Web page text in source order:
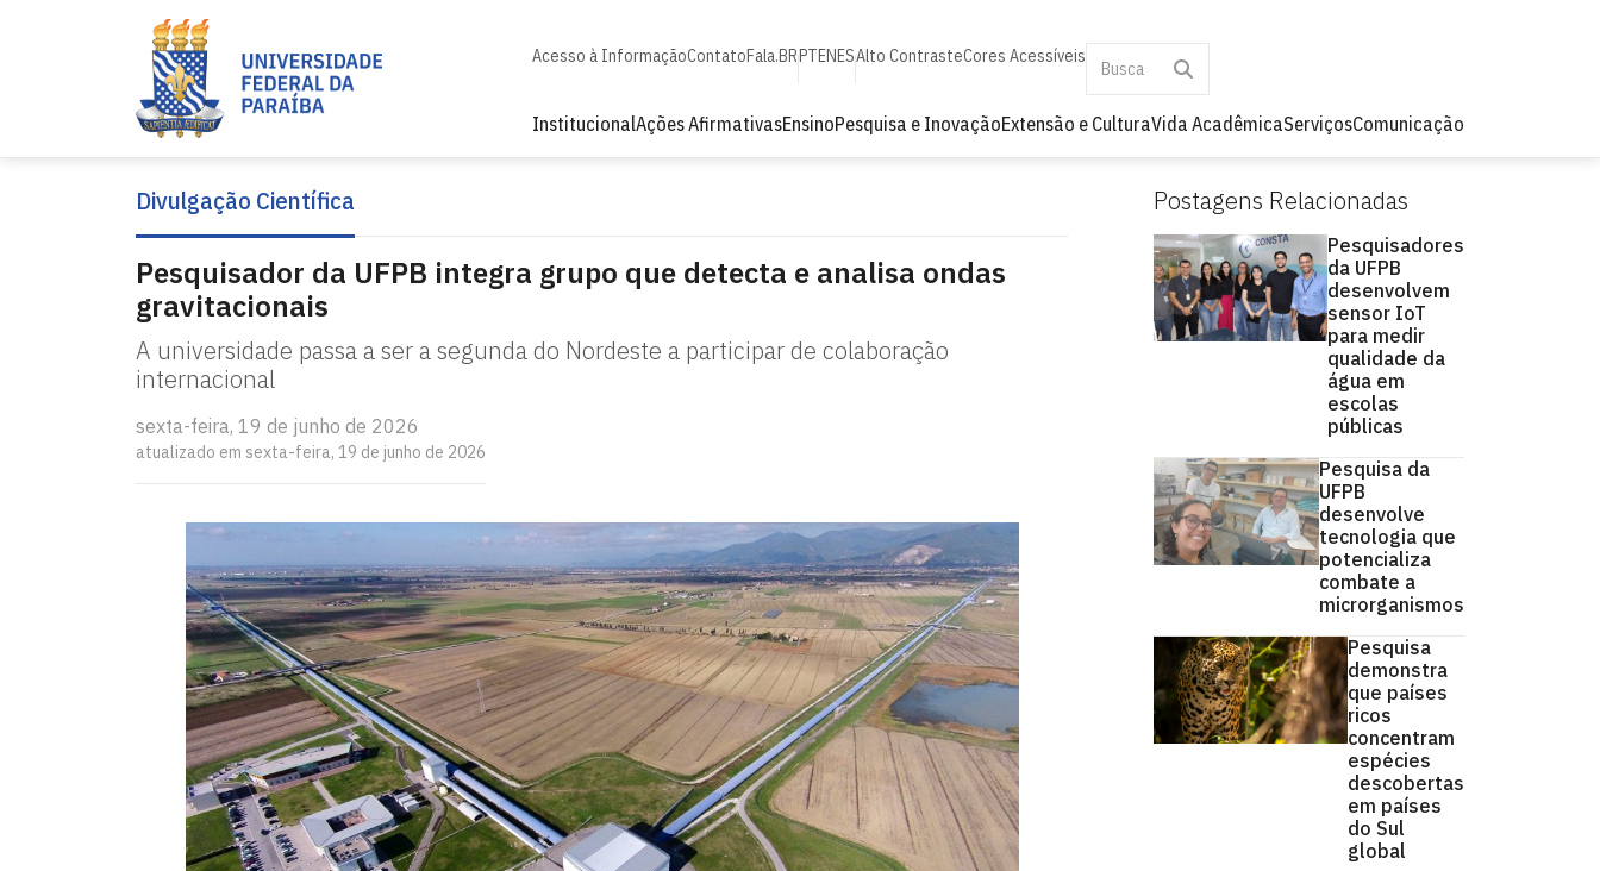
Acesso à InformaçãoContatoFala.BRPTENESAlto ContrasteCores Acessíveis
InstitucionalAções AfirmativasEnsinoPesquisa e InovaçãoExtensão e CulturaVida AcadêmicaServiçosComunicação
Postagens Relacionadas
Pesquisadores
da UFPB
desenvolvem
sensor IoT
para medir
qualidade da
água em
escolas
públicas
Pesquisa da
UFPB
desenvolve
tecnologia que
potencializa
combate a
microrganismos
Pesquisa
demonstra
que países
ricos
concentram
espécies
descobertas
em países
do Sul
global
Divulgação Científica
Pesquisador da UFPB integra grupo que detecta e analisa ondas
gravitacionais
A universidade passa a ser a segunda do Nordeste a participar de colaboração
internacional
sexta-feira, 19 de junho de 2026
atualizado em sexta-feira, 19 de junho de 2026